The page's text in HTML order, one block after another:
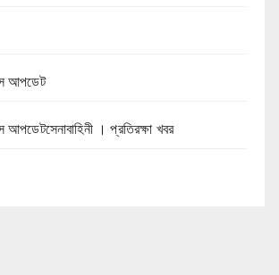
আপডেট
আপডেটসেনাবাহিনী । প্রতিরক্ষা খবর